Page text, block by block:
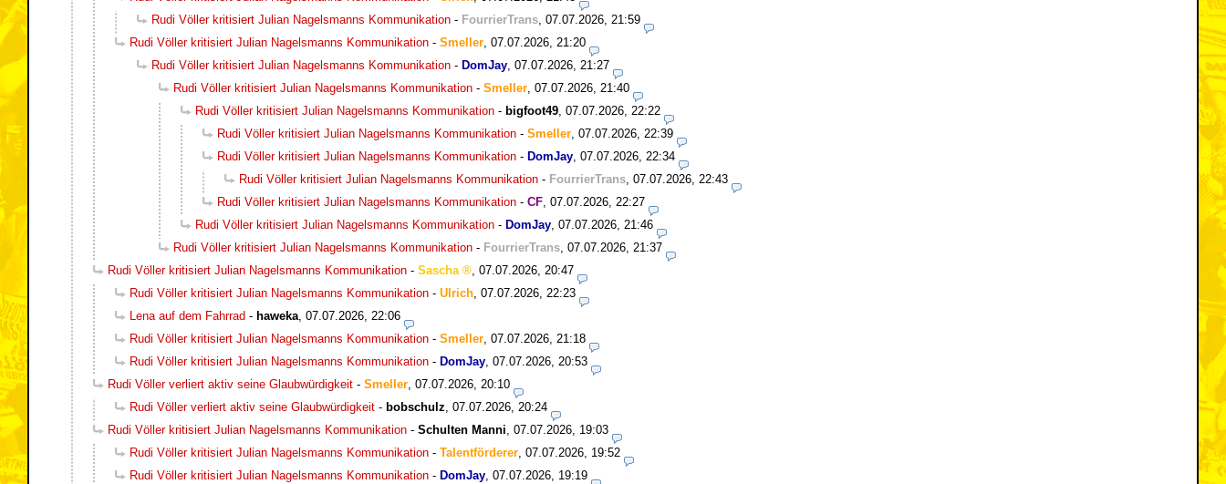
Rudi Völler kritisiert Julian Nagelsmanns Kommunikation - FourrierTrans, 07.07.2026, 21:59
Rudi Völler kritisiert Julian Nagelsmanns Kommunikation - Smeller, 07.07.2026, 21:20
Rudi Völler kritisiert Julian Nagelsmanns Kommunikation - DomJay, 07.07.2026, 21:27
Rudi Völler kritisiert Julian Nagelsmanns Kommunikation - Smeller, 07.07.2026, 21:40
Rudi Völler kritisiert Julian Nagelsmanns Kommunikation - bigfoot49, 07.07.2026, 22:22
Rudi Völler kritisiert Julian Nagelsmanns Kommunikation - Smeller, 07.07.2026, 22:39
Rudi Völler kritisiert Julian Nagelsmanns Kommunikation - DomJay, 07.07.2026, 22:34
Rudi Völler kritisiert Julian Nagelsmanns Kommunikation - FourrierTrans, 07.07.2026, 22:43
Rudi Völler kritisiert Julian Nagelsmanns Kommunikation - CF, 07.07.2026, 22:27
Rudi Völler kritisiert Julian Nagelsmanns Kommunikation - DomJay, 07.07.2026, 21:46
Rudi Völler kritisiert Julian Nagelsmanns Kommunikation - FourrierTrans, 07.07.2026, 21:37
Rudi Völler kritisiert Julian Nagelsmanns Kommunikation - Sascha , 07.07.2026, 20:47
Rudi Völler kritisiert Julian Nagelsmanns Kommunikation - Ulrich, 07.07.2026, 22:23
Lena auf dem Fahrrad - haweka, 07.07.2026, 22:06
Rudi Völler kritisiert Julian Nagelsmanns Kommunikation - Smeller, 07.07.2026, 21:18
Rudi Völler kritisiert Julian Nagelsmanns Kommunikation - DomJay, 07.07.2026, 20:53
Rudi Völler verliert aktiv seine Glaubwürdigkeit - Smeller, 07.07.2026, 20:10
Rudi Völler verliert aktiv seine Glaubwürdigkeit - bobschulz, 07.07.2026, 20:24
Rudi Völler kritisiert Julian Nagelsmanns Kommunikation - Schulten Manni, 07.07.2026, 19:03
Rudi Völler kritisiert Julian Nagelsmanns Kommunikation - Talentförderer, 07.07.2026, 19:52
Rudi Völler kritisiert Julian Nagelsmanns Kommunikation - DomJay, 07.07.2026, 19:19